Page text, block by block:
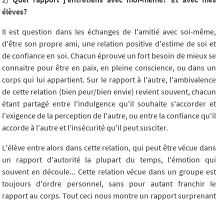
élèves?
Il est question dans les échanges de l'amitié avec soi-même,
d'être son propre ami, une relation positive d'estime de soi et
de confiance en soi. Chacun éprouve un fort besoin de mieux se
connaitre pour être en paix, en pleine conscience, ou dans un
corps qui lui appartient. Sur le rapport à l'autre, l'ambivalence
de cette relation (bien peur/bien envie) revient souvent, chacun
étant partagé entre l'indulgence qu'il souhaite s'accorder et
l'exigence de la perception de l'autre, ou entre la confiance qu'il
accorde à l'autre et l'insécurité qu'il peut susciter.
L'élève entre alors dans cette relation, qui peut être vécue dans
un rapport d'autorité la plupart du temps, l'émotion qui
souvent en découle... Cette relation vécue dans un groupe est
toujours d'ordre personnel, sans pour autant franchir le
rapport au corps. Tout ceci nous montre un rapport surprenant